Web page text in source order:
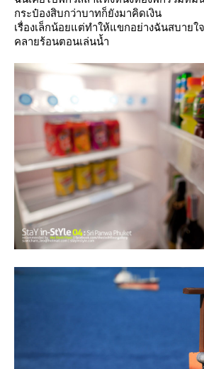
กระป๋องสิบกว่าบาทก็ยังมาคิดเงิน
เรื่องเล็กน้อยแต่ทำให้แขกอย่างฉันสบายใ
คลายร้อนตอนเล่นน้ำ